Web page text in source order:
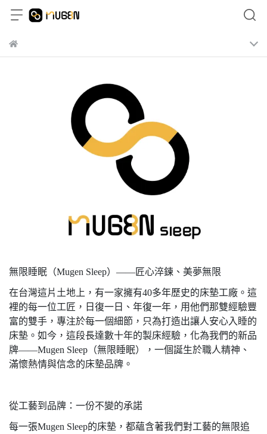
無限睡眠（Mugen Sleep）——匠心淬鍊、美夢無限
在台灣這片土地上，有一家擁有40多年歷史的床墊工廠。這
裡的每一位工匠，日復一日、年復一年，用他們那雙經驗豐
富的雙手，專注於每一個細節，只為打造出讓人安心入睡的
床墊。如今，這段長達數十年的製床經驗，化為我們的新品
牌——Mugen Sleep（無限睡眠），一個誕生於職人精神、
滿懷熱情與信念的床墊品牌。
從工藝到品牌：一份不變的承諾
每一張Mugen Sleep的床墊，都蘊含著我們對工藝的無限追